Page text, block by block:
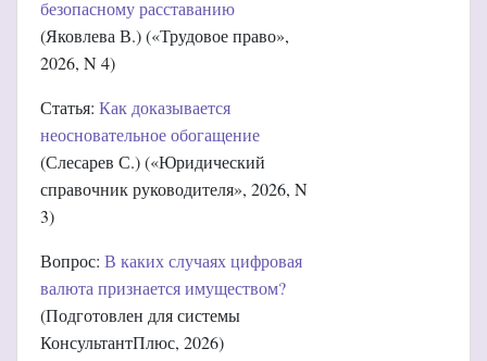
безопасному расставанию
(Яковлева В.) («Трудовое право»,
2026, N 4)
Статья: Как доказывается
неосновательное обогащение
(Слесарев С.) («Юридический
справочник руководителя», 2026, N
3)
Вопрос: В каких случаях цифровая
валюта признается имуществом?
(Подготовлен для системы
КонсультантПлюс, 2026)